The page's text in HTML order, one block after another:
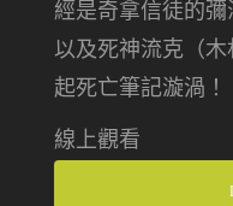
經是奇拿信徒的彌
以及死神流克（
起死亡筆記漩渦！
線上觀看